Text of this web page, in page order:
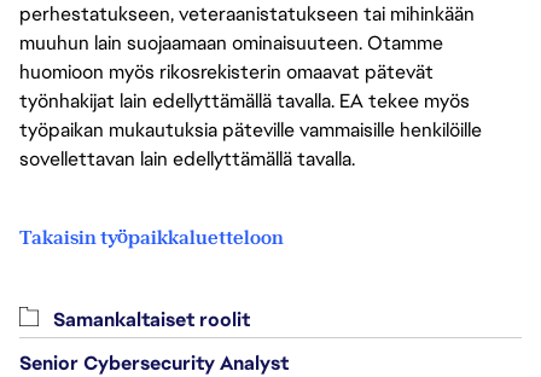
perhestatukseen, veteraanistatukseen tai mihinkään
muuhun lain suojaamaan ominaisuuteen. Otamme
huomioon myös rikosrekisterin omaavat pätevät
työnhakijat lain edellyttämällä tavalla. EA tekee myös
työpaikan mukautuksia päteville vammaisille henkilöille
sovellettavan lain edellyttämällä tavalla.
Takaisin työpaikkaluetteloon
Samankaltaiset roolit
Senior Cybersecurity Analyst